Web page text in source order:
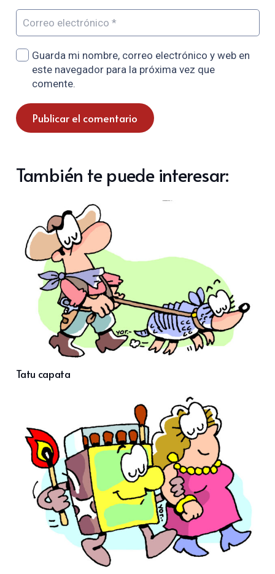
Guarda mi nombre, correo electrónico y web en
este navegador para la próxima vez que
comente.
Publicar el comentario
También te puede interesar:
Tatu capata